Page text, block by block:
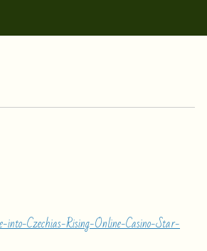
Czechias-Rising-Online-Casino-Star-